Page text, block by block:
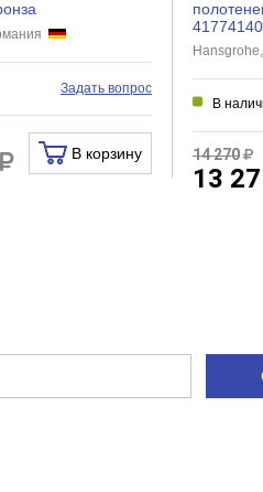
Задать вопрос
В корзину
В
14 270
13